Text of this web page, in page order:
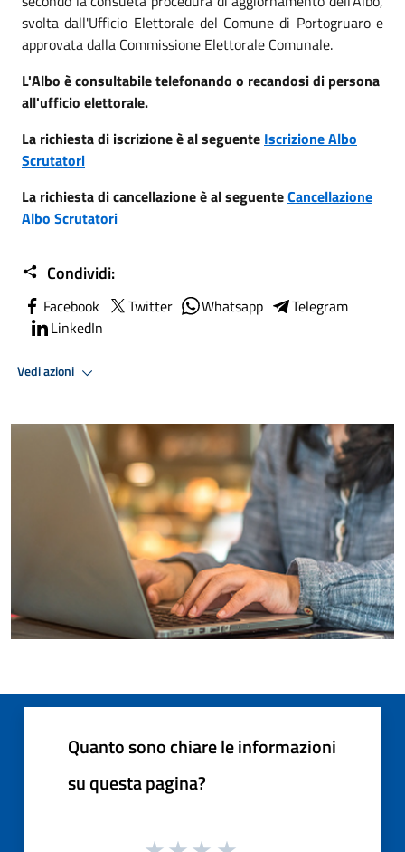
svolta dall'Ufficio Elettorale del Comune di Portogruaro e
approvata dalla Commissione Elettorale Comunale.
L'Albo è consultabile telefonando o recandosi di persona
all'ufficio elettorale.
La richiesta di iscrizione è al seguente Iscrizione Albo
Scrutatori
La richiesta di cancellazione è al seguenteCancellazione
Albo Scrutatori
Condividi:
Facebook Twitter Whatsapp
Telegram
LinkedIn
Vedi azioni
Quanto sono chiare le informazioni
su questa pagina?